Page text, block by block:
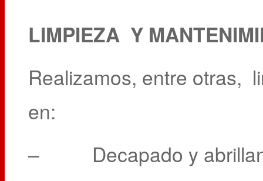
LIMPIEZA Y
Realizamos, entre otras,
en:
– Decapado y